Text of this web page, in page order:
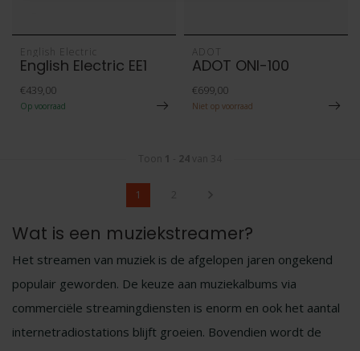
English Electric
English Electric EE1
€439,00
Op voorraad
ADOT
ADOT ONI-100
€699,00
Niet op voorraad
Toon 1 24 van 34
1
Wat is een muziekstreamer?
Het streamen van muziek is de afgelopen jaren ongekend
populair geworden. De keuze aan muziekalbums via
commerciële streamingdiensten is enorm en ook het aantal
internetradiostations blijft groeien. Bovendien wordt de